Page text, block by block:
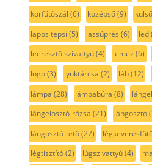
körfűtőszál (6) középső(9) külső
lapos tepsi (5) lassúprés (6) led
leeresztő szivattyú(4) lemez (6)
logo(3) lyuktárcsa (2) láb(12)
lámpa (28) lámpabúra (8)
lángelosztó-rózsa (21) lángosztó
lángosztó-tető(27)
légtisztító(2) lúgszivattyú(4)